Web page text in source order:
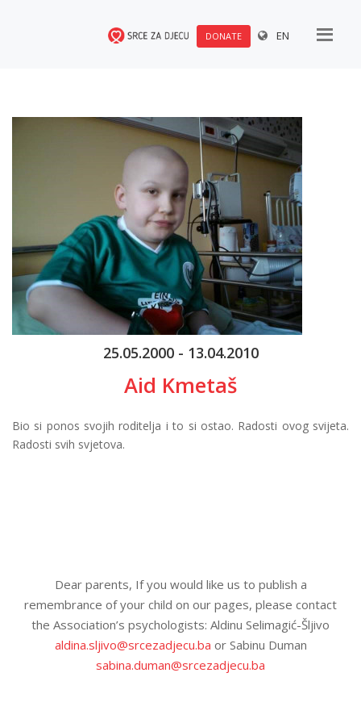
DONATE EN
25.05.2000 - 13.04.2010
Aid Kmetaš
Bio si ponos svojih roditelja i to si ostao. Radosti ovog svijeta.
Radosti svih svjetova.
Dear parents, If you would like us to publish a
remembrance of your child on our pages, please contact
the Association’s psychologists: Aldinu Selimagić-Šljivo
aldina.sljivo@srcezadjecu.ba or Sabinu Duman
sabina.duman@srcezadjecu.ba